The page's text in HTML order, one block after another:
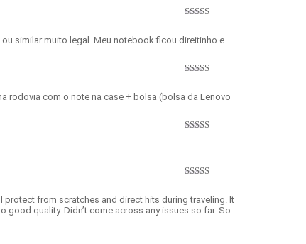
similar muito legal. Meu notebook ficou direitinho e
de 5
rodovia com o note na case + bolsa (bolsa da Lenovo
from scratches and direct hits during traveling. It
good quality. Didn’t come across any issues so far. So